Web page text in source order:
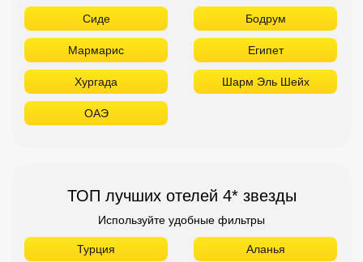
Сиде Бодрум
Мармарис Египет
Хургада Шарм Эль Шейх
ОАЭ
ТОП лучших отелей 4* звезды
Используйте удобные фильтры
Турция Аланья